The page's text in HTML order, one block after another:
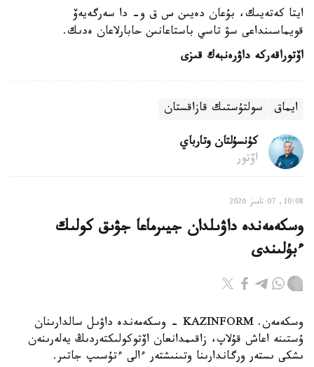
ايتا كەتەيىك، بۇعان دەيىن س ق و- دا سەرگەيەۆ
قويماسىنداعى سۋ تاسي باستاعانىن حابارلاعان ەدىك.
اۆتوراقەركە داۋرەنبەك قىزى
ايماق سولتۇستىك قازاقستان
كۇنسۇلتان وتارباي
اۆتور
10:08, 07 تامىز 2026
وسكەمەندە داۋىلدان جيىرماعا جۋىق كولىك
ءبۇلىندى
وسكەمەن. KAZINFORM - وسكەمەندە داۋىل سالدارىنان
ۇستىنە اعاش قۇلاپ، زاقىمدانعان اۆتوكولىكتەردىڭ يەلەرىنەن
ىشكى ىستەر ورگاندارىنا وتىنىشتەر ءالى ءتۇسىپ جاتىر.